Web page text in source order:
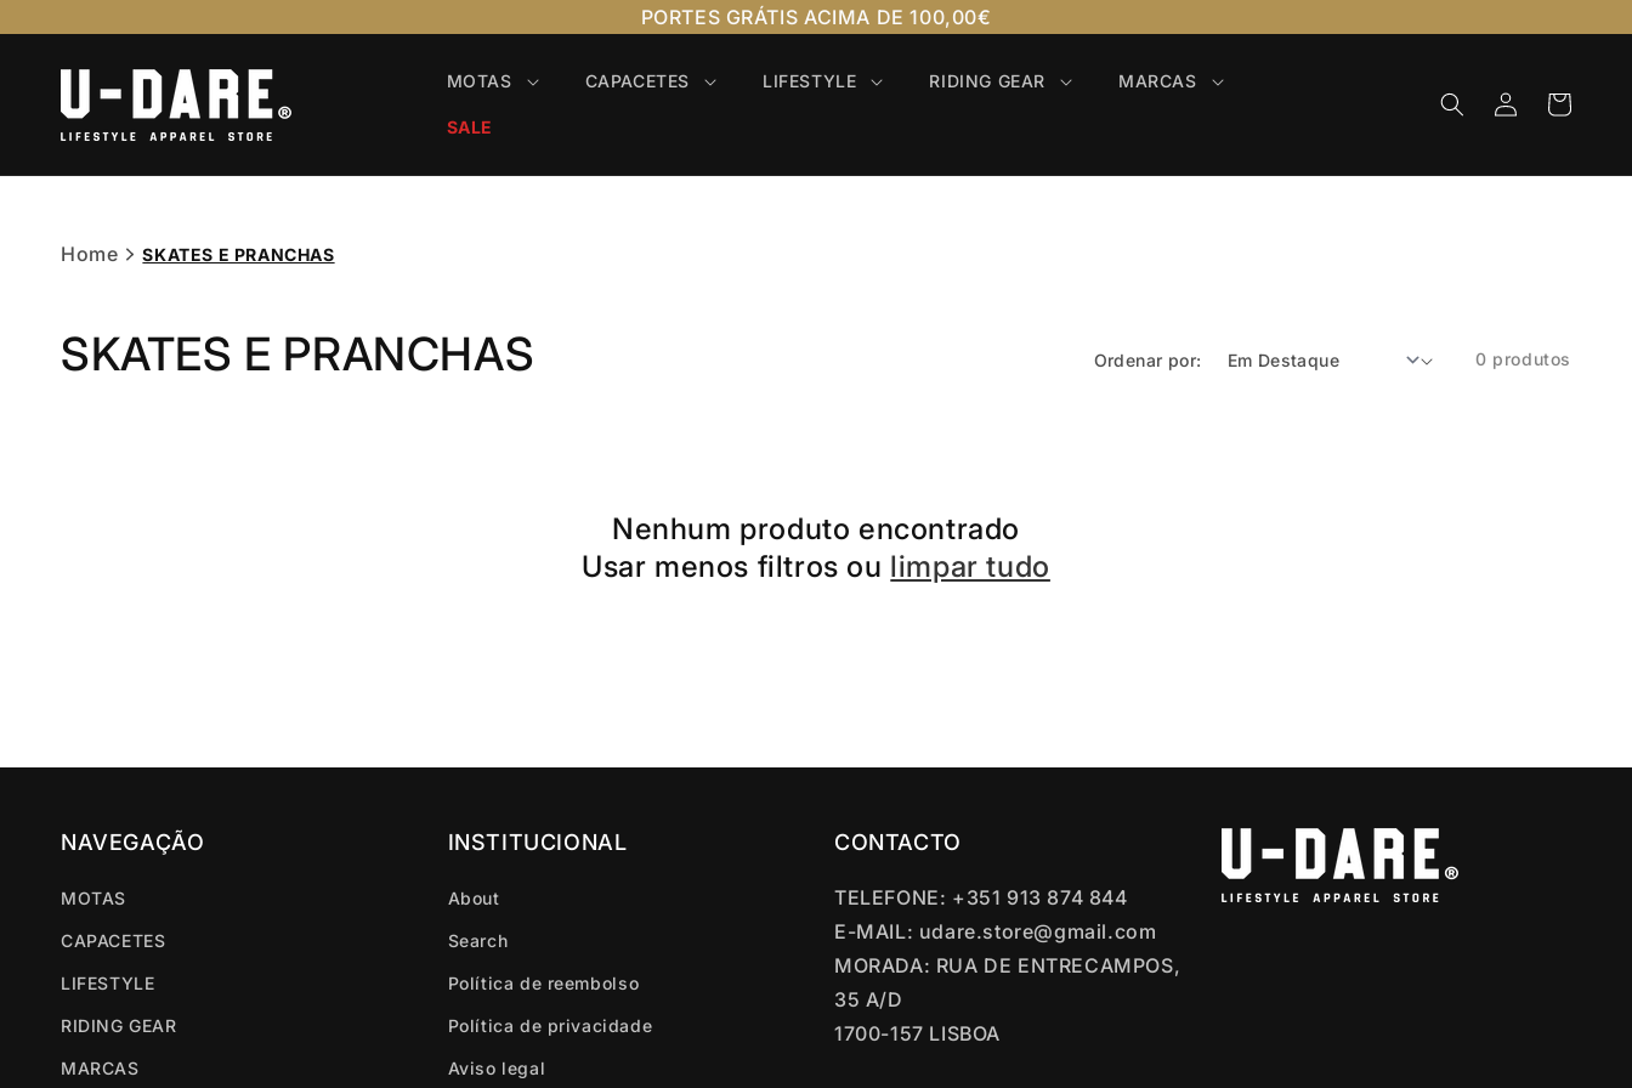
PORTES GRÁTIS ACIMA DE 100,00€
MOTAS CAPACETES LIFESTYLE RIDING GEAR MARCAS
SALE
Iniciar
sessão
Carrinho
Home SKATES E PRANCHAS
SKATES E PRANCHAS Ordenar por: 0 produtos
Nenhum produto encontrado
Usar menos filtros ou limpar tudo
NAVEGAÇÃO
MOTAS
CAPACETES
LIFESTYLE
RIDING GEAR
MARCAS
INSTITUCIONAL
About
Search
Política de reembolso
Política de privacidade
Aviso legal
CONTACTO
TELEFONE: +351 913 874 844
E-MAIL: udare.store@gmail.com
MORADA: RUA DE ENTRECAMPOS,
35 A/D
1700-157 LISBOA